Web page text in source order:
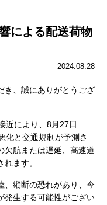
による配送荷物
2024.08.28
き、誠にありがとうござ
近により、8月27日
化と交通規制が予測さ
欠航または遅延、高速道
ます。
、縦断の恐れがあり、今
発生する可能性がござい